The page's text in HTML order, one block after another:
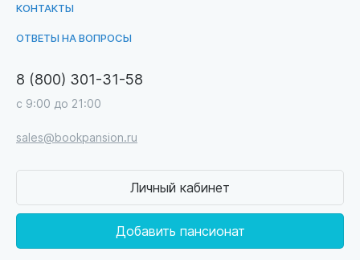
КОНТАКТЫ
ОТВЕТЫ НА ВОПРОСЫ
8 (800) 301-31-58
с 9:00 до 21:00
sales@bookpansion.ru
Личный кабинет
Добавить пансионат